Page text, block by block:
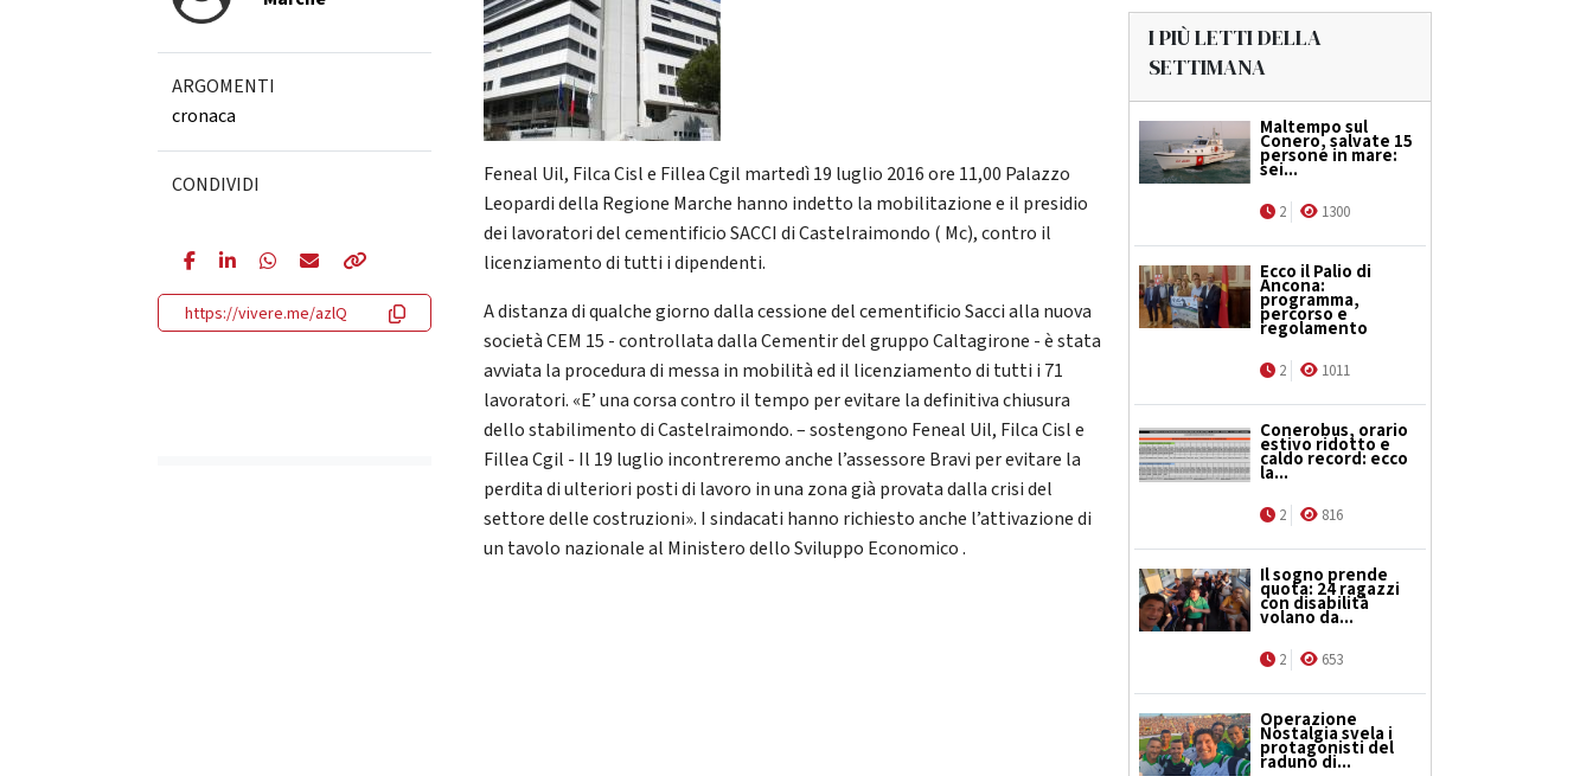
ARGOMENTI
cronaca
CONDIVIDI
https://vivere.me/azlQ
Feneal Uil, Filca Cisl e Fillea Cgil martedì 19 luglio 2016 ore 11,00 Palazzo
Leopardi della Regione Marche hanno indetto la mobilitazione e il presidio
dei lavoratori del cementificio SACCI di Castelraimondo ( Mc), contro il
licenziamento di tutti i dipendenti.
A distanza di qualche giorno dalla cessione del cementificio Sacci alla nuova
società CEM 15 - controllata dalla Cementir del gruppo Caltagirone - è stata
avviata la procedura di messa in mobilità ed il licenziamento di tutti i 71
lavoratori. «E’ una corsa contro il tempo per evitare la definitiva chiusura
dello stabilimento di Castelraimondo. – sostengono Feneal Uil, Filca Cisl e
Fillea Cgil - Il 19 luglio incontreremo anche l’assessore Bravi per evitare la
perdita di ulteriori posti di lavoro in una zona già provata dalla crisi del
settore delle costruzioni». I sindacati hanno richiesto anche l’attivazione di
un tavolo nazionale al Ministero dello Sviluppo Economico .
I PIÙ LETTI DELLA
SETTIMANA
Maltempo sul
Conero, salvate 15
persone in mare:
sei...
2 1300
Ecco il Palio di
Ancona:
programma,
percorso e
regolamento
2 1011
Conerobus, orario
estivo ridotto e
caldo record: ecco
la...
2 816
Il sogno prende
quota: 24 ragazzi
con disabilità
volano da...
2 653
Operazione
Nostalgia svela i
protagonisti del
raduno di...